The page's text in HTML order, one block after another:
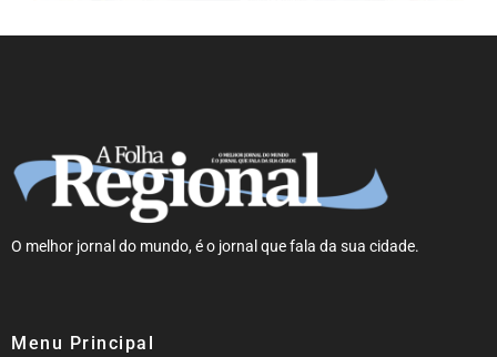
O melhor jornal do mundo, é o jornal que fala da sua cidade.
Menu Principal